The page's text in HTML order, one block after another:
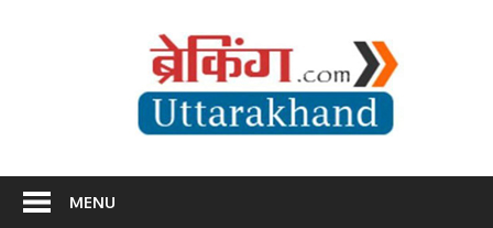
MENU